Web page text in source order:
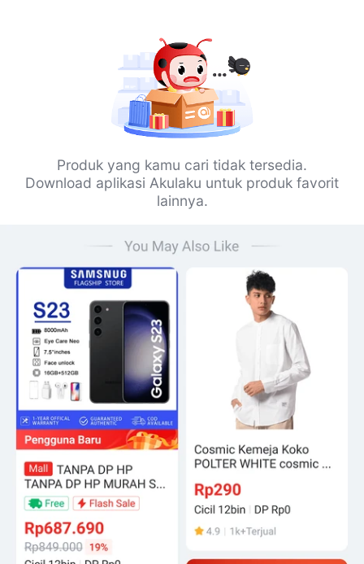
Produk yang kamu cari tidak tersedia.
Download aplikasi Akulaku untuk produk favorit
lainnya.